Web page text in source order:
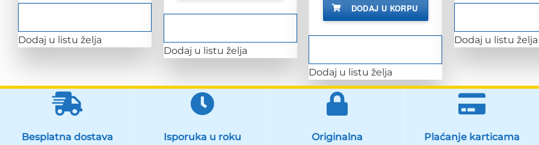
Dodaj u listu želja
Dodaj u listu želja
386.13 KM.
DODAJ U KORPU
Dodaj u listu želja
Dodaj u listu želja
Besplatna dostava
Isporuka u roku
Originalna
Plaćanje karticama